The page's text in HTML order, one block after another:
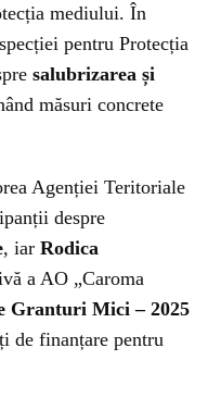
mediului. În
pentru Protecția
salubrizarea și
măsuri concrete
Agenției Teritoriale
despre
, iar Rodica
a AO „Caroma
Granturi Mici – 2025
de finanțare pentru